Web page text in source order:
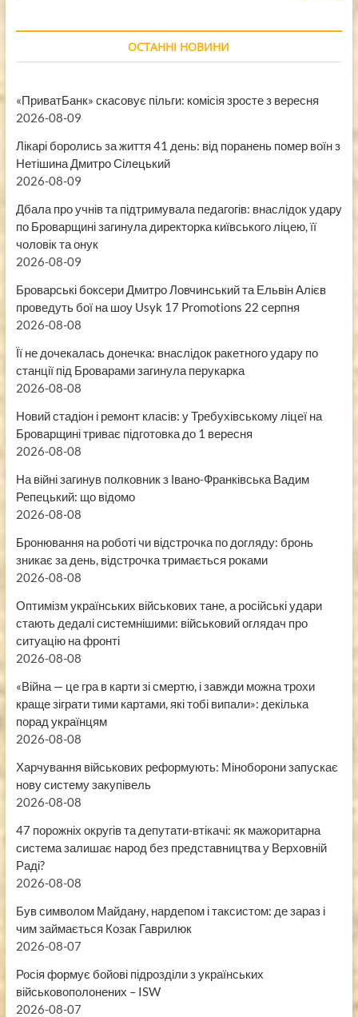
ОСТАННІ НОВИНИ
«ПриватБанк» скасовує пільги: комісія зросте з вересня
2026-08-09
Лікарі боролись за життя 41 день: від поранень помер воїн з
Нетішина Дмитро Сілецький
2026-08-09
Дбала про учнів та підтримувала педагогів: внаслідок удару
по Броварщині загинула директорка київського ліцею, її
чоловік та онук
2026-08-09
Броварські боксери Дмитро Ловчинський та Ельвін Алієв
проведуть бої на шоу Usyk 17 Promotions 22 серпня
2026-08-08
Її не дочекалась донечка: внаслідок ракетного удару по
станції під Броварами загинула перукарка
2026-08-08
Новий стадіон і ремонт класів: у Требухівському ліцеї на
Броварщині триває підготовка до 1 вересня
2026-08-08
На війні загинув полковник з Івано-Франківська Вадим
Репецький: що відомо
2026-08-08
Бронювання на роботі чи відстрочка по догляду: бронь
зникає за день, відстрочка тримається роками
2026-08-08
Оптимізм українських військових тане, а російські удари
стають дедалі системнішими: військовий оглядач про
ситуацію на фронті
2026-08-08
«Війна — це гра в карти зі смертю, і завжди можна трохи
краще зіграти тими картами, які тобі випали»: декілька
порад українцям
2026-08-08
Харчування військових реформують: Міноборони запускає
нову систему закупівель
2026-08-08
47 порожніх округів та депутати-втікачі: як мажоритарна
система залишає народ без представництва у Верховній
Раді?
2026-08-08
Був символом Майдану, нардепом і таксистом: де зараз і
чим займається Козак Гаврилюк
2026-08-07
Росія формує бойові підрозділи з українських
військовополонених – ISW
2026-08-07